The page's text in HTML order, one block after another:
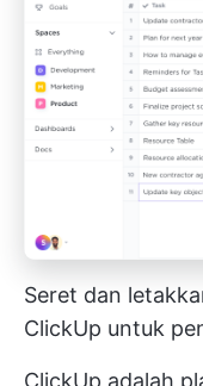
Seret dan
ClickUp untuk
ClickUp adalah